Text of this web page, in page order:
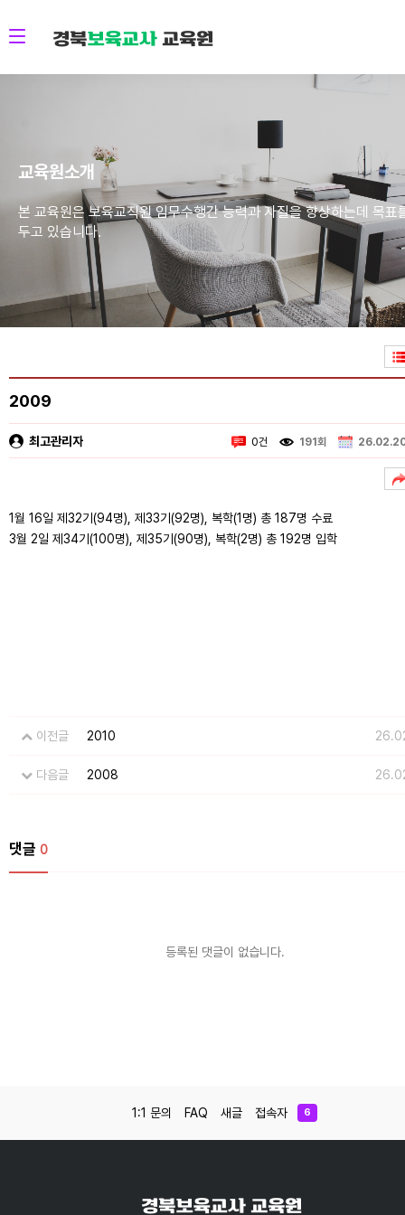
교육원소개
본 교육원은 보육교직원 임무수행간 능력과 자질을 향상하는데 목표
두고 있습니다.
2009
최고관리자 0건 191회
1월 16일 제32기(94명), 제33기(92명), 복학(1명) 총 187명 수료
3월 2일 제34기(100명), 제35기(90명), 복학(2명) 총 192명 입학
이전글 2010
다음글 2008
댓글 0
등록된 댓글이 없습니다.
1:1 문의 FAQ 새글 접속자 6